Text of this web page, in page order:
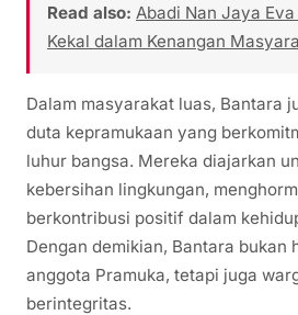
Read also: Abadi Nan Jaya
Kekal dalam Kenangan
Dalam masyarakat luas, Bantara
duta kepramukaan yang
luhur bangsa. Mereka diajarkan
kebersihan lingkungan,
berkontribusi positif dalam
Dengan demikian, Bantara bukan
anggota Pramuka, tetapi juga
berintegritas.